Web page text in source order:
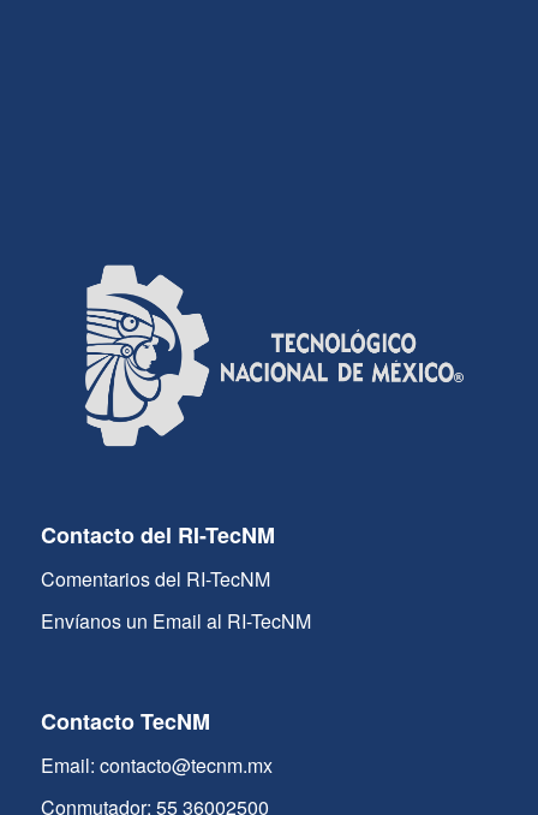
Contacto del RI-TecNM
Comentarios del RI-TecNM
Envíanos un Email al RI-TecNM
Contacto TecNM
Email: contacto@tecnm.mx
Conmutador: 55 36002500